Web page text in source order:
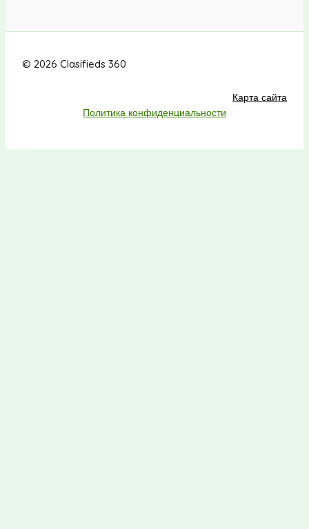
© 2026 Clasifieds 360
Карта сайта
Политика конфиденциальности